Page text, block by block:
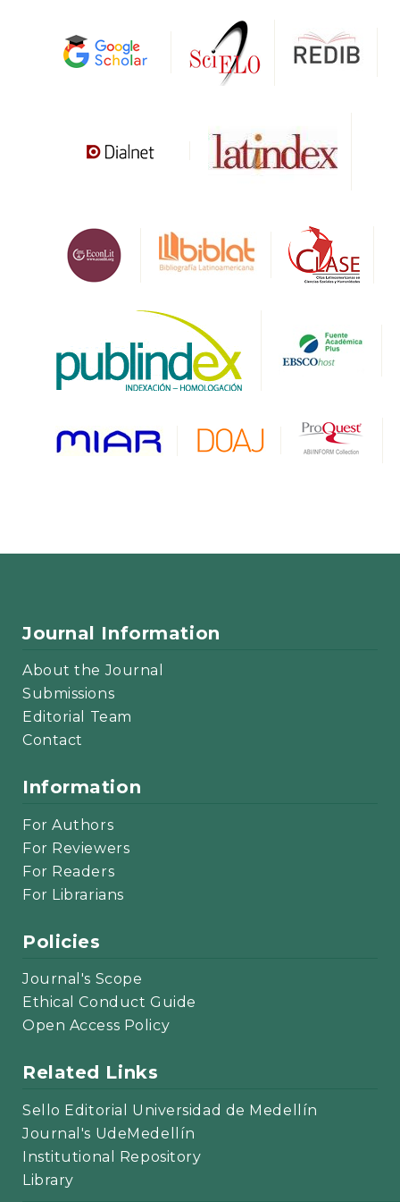
Journal Information
About the Journal
Submissions
Editorial Team
Contact
Information
For Authors
For Reviewers
For Readers
For Librarians
Policies
Journal's Scope
Ethical Conduct Guide
Open Access Policy
Related Links
Sello Editorial Universidad de Medellín
Journal's UdeMedellín
Institutional Repository
Library